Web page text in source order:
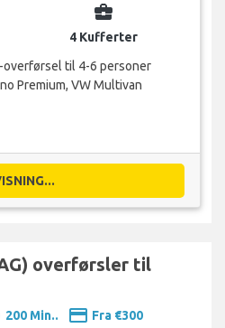
business_center
4 Kufferter
overførsel til 4-6 personer
Premium, VW Multivan
overførsler til
200 Min.. payment Fra €300